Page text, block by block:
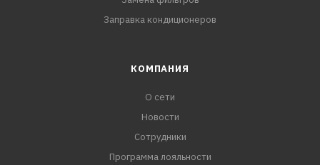
Заправка кондиционеров
КОМПАНИЯ
О сети
Новости
Сотрудники
Программа лояльности